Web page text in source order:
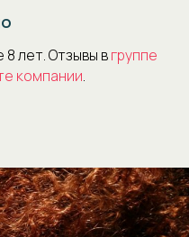
лет. Отзывы вгруппе
компании.